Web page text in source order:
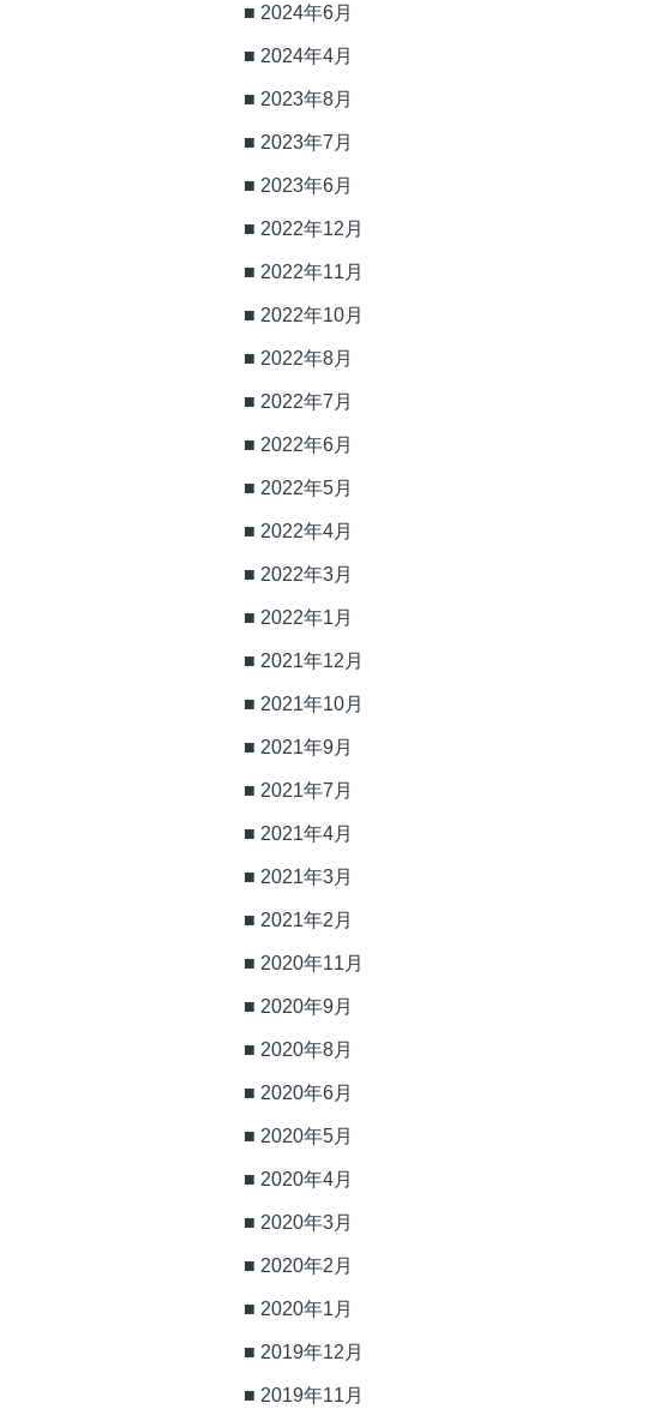
2024年6月
2024年4月
2023年8月
2023年7月
2023年6月
2022年12月
2022年11月
2022年10月
2022年8月
2022年7月
2022年6月
2022年5月
2022年4月
2022年3月
2022年1月
2021年12月
2021年10月
2021年9月
2021年7月
2021年4月
2021年3月
2021年2月
2020年11月
2020年9月
2020年8月
2020年6月
2020年5月
2020年4月
2020年3月
2020年2月
2020年1月
2019年12月
2019年11月